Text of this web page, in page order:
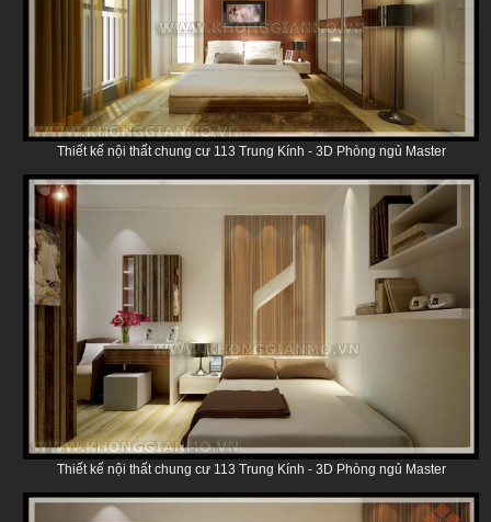
Thiết kế nội thất chung cư 113 Trung Kính - 3D Phòng ngủ Master
Thiết kế nội thất chung cư 113 Trung Kính - 3D Phòng ngủ Master